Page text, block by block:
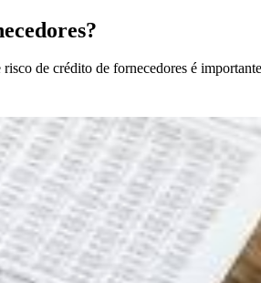
de crédito de fornecedores é importante